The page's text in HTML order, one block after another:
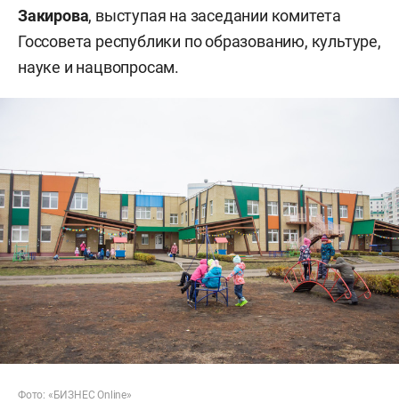
Закирова, выступая на заседании комитета
Госсовета республики по образованию, культуре,
науке и нацвопросам.
Фото: «БИЗНЕС Online»